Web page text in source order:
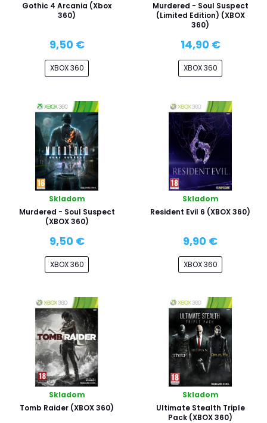
Gothic 4 Arcania (Xbox
360)
9,50 €
XBOX 360
Murdered - Soul Suspect
(Limited Edition) (XBOX
360)
14,90 €
XBOX 360
Skladom
Murdered - Soul Suspect
(XBOX 360)
9,50 €
XBOX 360
Skladom
Resident Evil 6 (XBOX 360)
9,90 €
XBOX 360
Skladom
Tomb Raider (XBOX 360)
Skladom
Ultimate Stealth Triple
Pack (XBOX 360)